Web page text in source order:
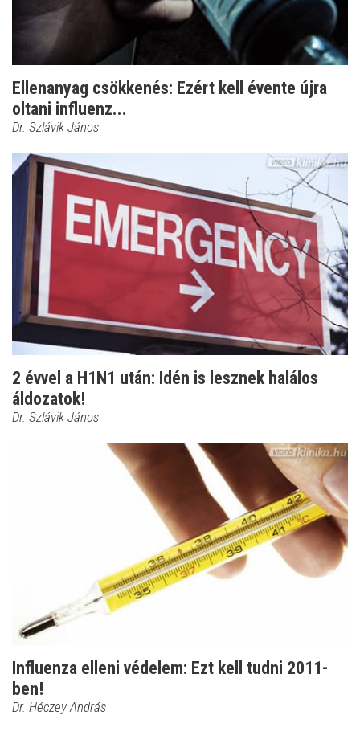
Ellenanyag csökkenés: Ezért kell évente újra
oltani influenz...
Dr. Szlávik János
2 évvel a H1N1 után: Idén is lesznek halálos
áldozatok!
Dr. Szlávik János
Influenza elleni védelem: Ezt kell tudni 2011-
ben!
Dr. Héczey András